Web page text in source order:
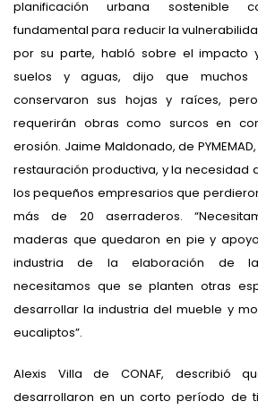
planificación urbana sostenible
fundamental para reducir la
por su parte, habló sobre el impacto
suelos y aguas, dijo que muchos
conservaron sus hojas y raíces,
requerirán obras como surcos en
erosión. Jaime Maldonado, de
restauración productiva, y la necesidad
los pequeños empresarios que
más de 20 aserraderos.
maderas que quedaron en pie y
industria de la elaboración de
necesitamos que se planten otras
desarrollar la industria del mueble y
eucaliptos”.
Alexis Villa de CONAF, describió
desarrollaron en un corto período de